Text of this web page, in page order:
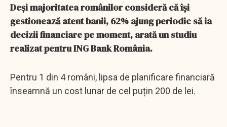
Deși majoritatea românilor consideră că își
gestionează atent banii, 62% ajung periodic să ia
decizii financiare pe moment, arată un studiu
realizat pentru ING Bank România.
Pentru 1 din 4 români, lipsa de planificare financiară
înseamnă un cost lunar de cel puțin 200 de lei.